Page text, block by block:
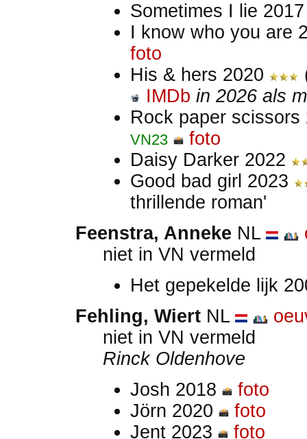
Sometimes I lie
I know who you are
foto
His & hers 2020
IMDb in 2026 als
Rock paper
VN23
foto
Daisy Darker 2022
Good bad girl 2023
thrillende roman'
Feenstra, Anneke NL
niet in VN vermeld
Het gepekelde lijk
Fehling, Wiert NL
niet in VN vermeld
Rinck Oldenhove
Josh 2018
foto
Jörn 2020
foto
Jent 2023
foto